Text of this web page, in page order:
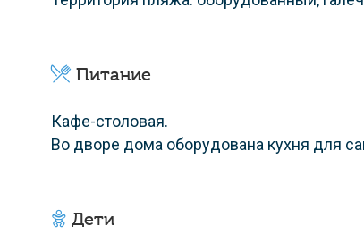
Питание
Кафе-столовая.
Во дворе дома оборудована кухня для
Дети